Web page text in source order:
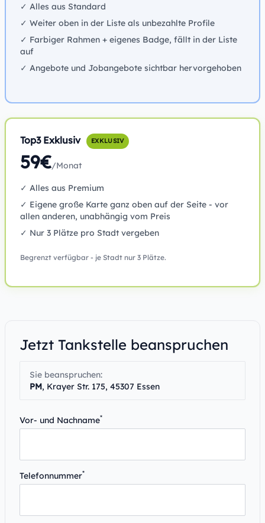
✓ Alles aus Standard
✓ Weiter oben in der Liste als unbezahlte Profile
✓ Farbiger Rahmen + eigenes Badge, fällt in der Liste
auf
✓ Angebote und Jobangebote sichtbar hervorgehoben
Top3 Exklusiv EXKLUSIV
59€/Monat
✓ Alles aus Premium
✓ Eigene große Karte ganz oben auf der Seite - vor
allen anderen, unabhängig vom Preis
✓ Nur 3 Plätze pro Stadt vergeben
Begrenzt verfügbar - je Stadt nur 3 Plätze.
Jetzt Tankstelle beanspruchen
Sie beanspruchen:
PM, Krayer Str. 175, 45307 Essen
Vor- und Nachname*
Telefonnummer*